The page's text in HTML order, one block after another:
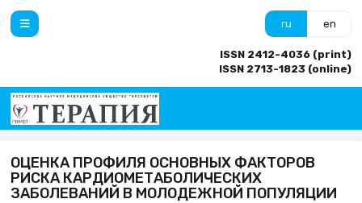
ru en
ISSN 2412-4036 (print)
ISSN 2713-1823 (online)
ОЦЕНКА ПРОФИЛЯ ОСНОВНЫХ ФАКТОРОВ
РИСКА КАРДИОМЕТАБОЛИЧЕСКИХ
ЗАБОЛЕВАНИЙ В МОЛОДЕЖНОЙ ПОПУЛЯЦИИ